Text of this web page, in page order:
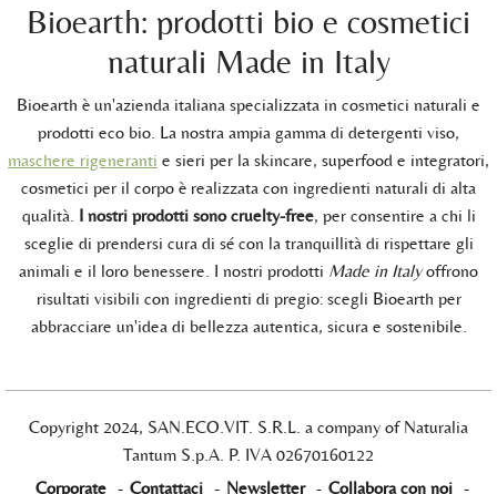
Bioearth: prodotti bio e cosmetici
naturali Made in Italy
Bioearth è un'azienda italiana specializzata in cosmetici naturali e
prodotti eco bio. La nostra ampia gamma di detergenti viso,
maschere rigeneranti e sieri per la skincare, superfood e integratori,
cosmetici per il corpo è realizzata con ingredienti naturali di alta
qualità. I nostri prodotti sono cruelty-free, per consentire a chi li
sceglie di prendersi cura di sé con la tranquillità di rispettare gli
animali e il loro benessere. I nostri prodotti Made in Italyoffrono
risultati visibili con ingredienti di pregio: scegli Bioearth per
abbracciare un'idea di bellezza autentica, sicura e sostenibile.
Copyright 2024, SAN.ECO.VIT. S.R.L. a company of Naturalia
Tantum S.p.A. P. IVA 02670160122
Corporate - Contattaci - Newsletter - Collabora con noi -